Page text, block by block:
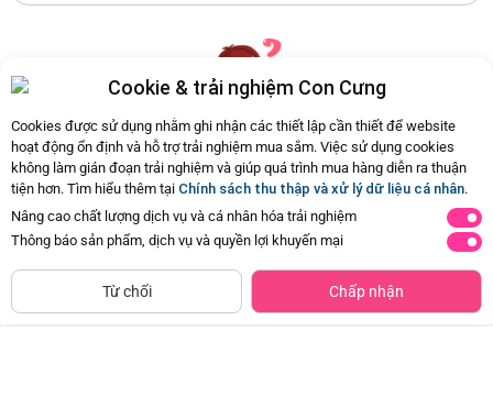
Hiện chưa có Hỏi - Đáp nào
Siêu thị
Thêm vào giỏ Mua Ngay
Cookie & trải nghiệm Con Cưng
Cookies được sử dụng nhằm ghi nhận các thiết lập cần thiết để website
hoạt động ổn định và hỗ trợ trải nghiệm mua sắm. Việc sử dụng cookies
không làm gián đoạn trải nghiệm và giúp quá trình mua hàng diễn ra thuận
tiện hơn. Tìm hiểu thêm tại Chính sách thu thập và xử lý dữ liệu cá nhân.
Nâng cao chất lượng dịch vụ và cá nhân hóa trải nghiệm
Thông báo sản phẩm, dịch vụ và quyền lợi khuyến mại
Từ chối Chấp nhận